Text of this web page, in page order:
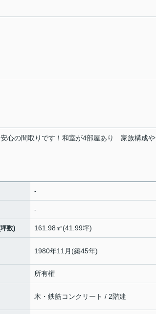
心の間取りです！和室が4部屋あり
家族構成
-
-
数) 161.98㎡(41.99坪)
1980年11月(築45年)
所有権
木・鉄筋コンクリート / 2階建